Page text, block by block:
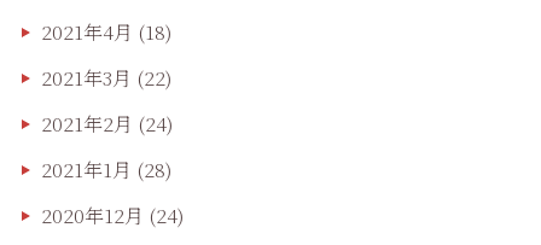
2021年4月 (18)
2021年3月 (22)
2021年2月 (24)
2021年1月 (28)
2020年12月 (24)